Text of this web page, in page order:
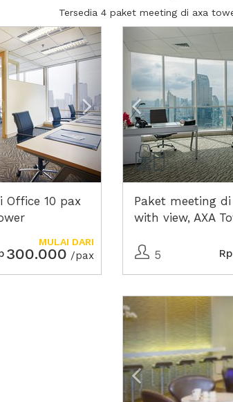
Tersedia 4 paket meeting di axa
Next2
Office 10 pax
300.000 /pax
MULAI DARI
Previous
Paket meeting
with view, AXA
5 Rp
Previous